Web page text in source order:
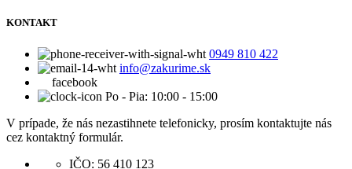
KONTAKT
0949 810 422
info@zakurime.sk
facebook
Po - Pia: 10:00 - 15:00
V prípade, že nás nezastihnete telefonicky, prosím kontaktujte nás
cez kontaktný formulár.
IČO: 56 410 123